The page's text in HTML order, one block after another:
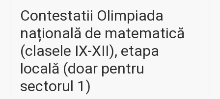
Contestatii Olimpiada
națională de matematică
(clasele IX-XII), etapa
locală (doar pentru
sectorul 1)